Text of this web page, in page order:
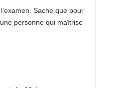
Sache que pour
personne qui maîtrise